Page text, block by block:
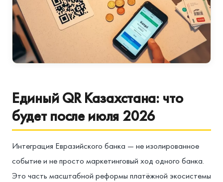
Единый QR Казахстана: что
будет после июля 2026
Интеграция Евразийского банка — не изолированное
событие и не просто маркетинговый ход одного банка.
Это часть масштабной реформы платёжной экосистемы